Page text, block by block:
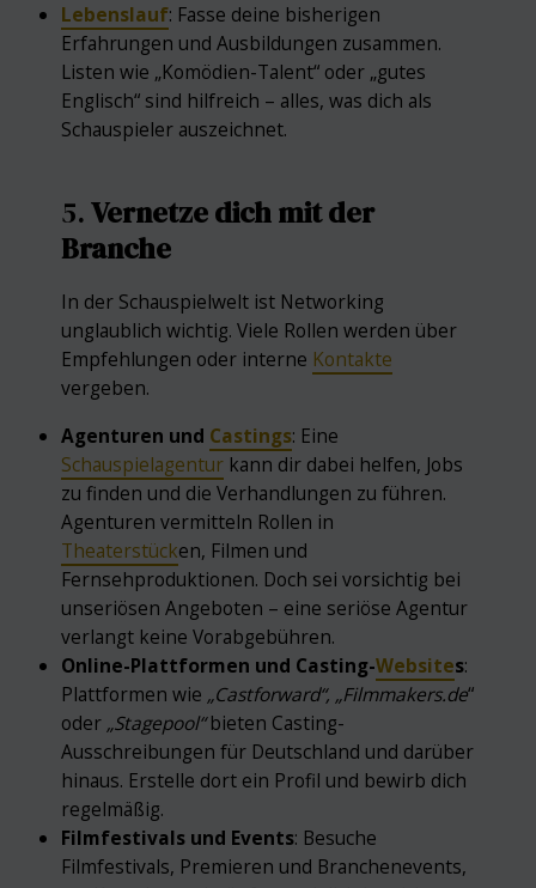
Lebenslauf: Fasse deine bisherigen
Erfahrungen und Ausbildungen zusammen.
Listen wie „Komödien-Talent“ oder „gutes
Englisch“ sind hilfreich – alles, was dich als
Schauspieler auszeichnet.
5.Vernetze dich mit der
Branche
In der Schauspielwelt ist Networking
unglaublich wichtig. Viele Rollen werden über
Empfehlungen oder interne Kontakte
vergeben.
Agenturen und Castings: Eine
Schauspielagentur kann dir dabei helfen, Jobs
zu finden und die Verhandlungen zu führen.
Agenturen vermitteln Rollen in
Theaterstücken, Filmen und
Fernsehproduktionen. Doch sei vorsichtig bei
unseriösen Angeboten – eine seriöse Agentur
verlangt keine Vorabgebühren.
Online-Plattformen und Casting-Websites:
Plattformen wie „Castforward“, „Filmmakers.de“
oder „Stagepool“bieten Casting-
Ausschreibungen für Deutschland und darüber
hinaus. Erstelle dort ein Profil und bewirb dich
regelmäßig.
Filmfestivals und Events: Besuche
Filmfestivals, Premieren und Branchenevents,